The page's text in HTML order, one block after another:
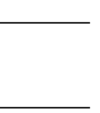
Lover’s
Buchberger